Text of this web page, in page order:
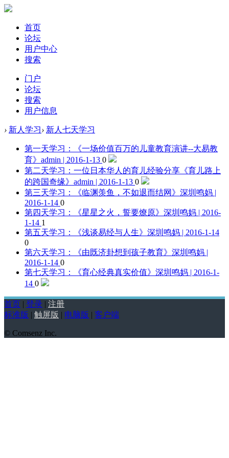
首页
论坛
用户中心
搜索
门户
论坛
搜索
用户信息
› 新人学习› 新人七天学习
第一天学习：《一场价值百万的儿童教育演讲--大易教
育》 admin | 2016-1-13 0
第二天学习：一位日本华人的育儿经验分享《育儿路上
的跨国奇缘》 admin | 2016-1-13 0
第三天学习：《临渊羡鱼，不如退而结网》 深圳鸣妈 |
2016-1-14 0
第四天学习：《星星之火，誓要燎原》 深圳鸣妈 | 2016-
1-14 1
第五天学习：《浅谈易经与人生》 深圳鸣妈 | 2016-1-14
0
第六天学习：《由既济卦想到孩子教育》 深圳鸣妈 |
2016-1-14 0
第七天学习：《育心经典真实价值》 深圳鸣妈 | 2016-1-
14 0
首页 | 登录 | 注册
标准版 | 触屏版 | 电脑版 | 客户端
© Comsenz Inc.